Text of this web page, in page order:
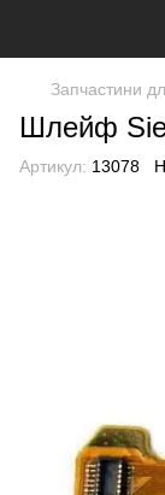
Запчастини
Шлейф
Артикул: 13078